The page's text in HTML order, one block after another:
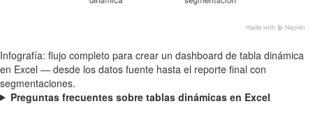
Infografía: flujo completo para crear un dashboard de tabla dinámica
en Excel — desde los datos fuente hasta el reporte final con
segmentaciones.
Preguntas frecuentes sobre tablas dinámicas en Excel